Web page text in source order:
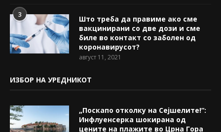
3
Што треба да правиме ако сме
вакцинирани со две дози и сме
биле во контакт со заболен од
коронавирусот?
август 11, 2021
ИЗБОР НА УРЕДНИКОТ
„Поскапо отколку на Сејшелите!“:
Инфлуенсерка шокирана од
цените на плажите во Црна Гора